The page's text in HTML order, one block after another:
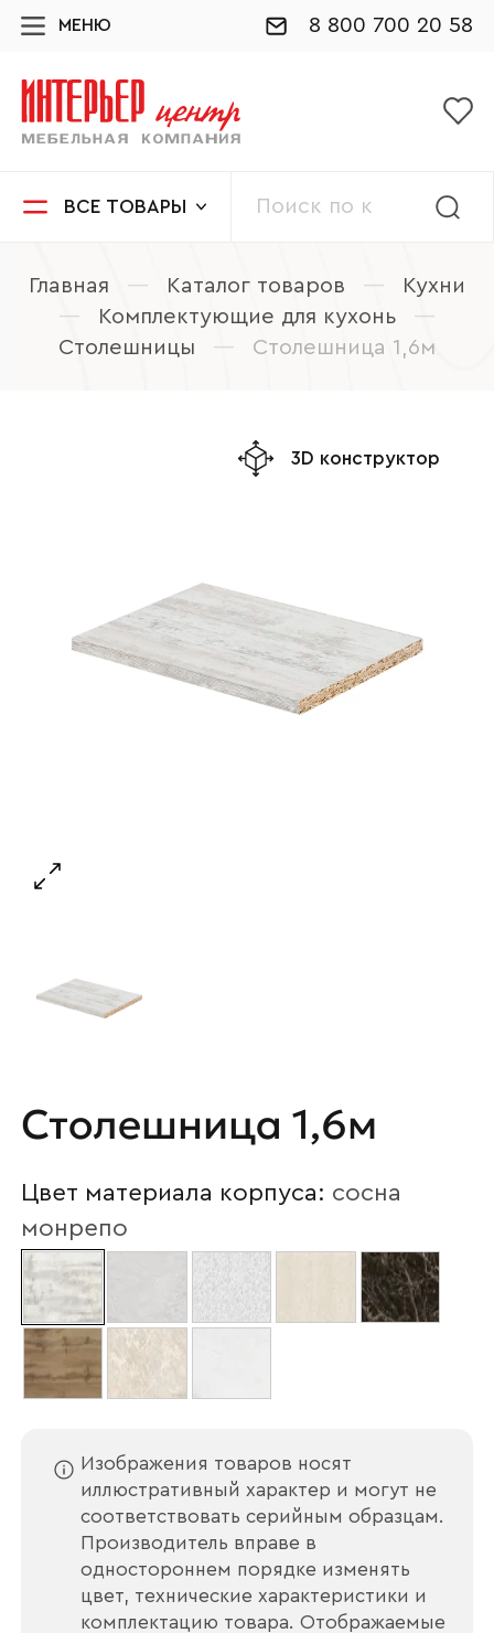
МЕНЮ 8 800 700 20 58
ВСЕ ТОВАРЫ
Главная — Каталог товаров —
Кухни
—
Комплектующие для кухонь
—
Столешницы
— Столешница 1,6м
3D конструктор
Столешница 1,6м
Цвет материала корпуса: сосна
монрепо
Изображения товаров носят
иллюстративный характер и могут не
соответствовать серийным образцам.
Производитель вправе в
одностороннем порядке изменять
цвет, технические характеристики и
комплектацию товара. Отображаемые